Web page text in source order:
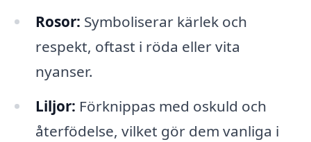
Rosor: Symboliserar kärlek och
respekt, oftast i röda eller vita
nyanser.
Liljor: Förknippas med oskuld och
återfödelse, vilket gör dem vanliga i